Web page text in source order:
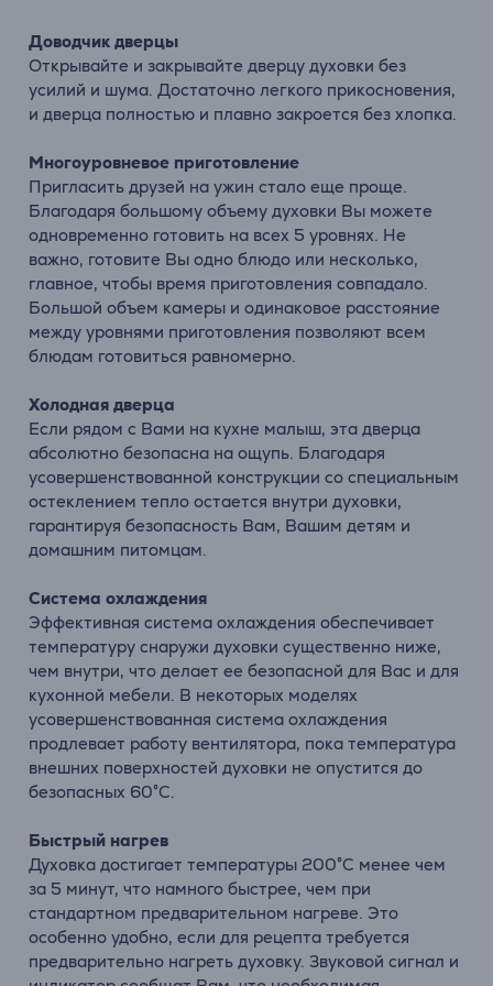
Доводчик дверцы
Открывайте и закрывайте дверцу духовки без
усилий и шума. Достаточно легкого прикосновения,
и дверца полностью и плавно закроется без хлопка.
Многоуровневое приготовление
Пригласить друзей на ужин стало еще проще.
Благодаря большому объему духовки Вы можете
одновременно готовить на всех 5 уровнях. Не
важно, готовите Вы одно блюдо или несколько,
главное, чтобы время приготовления совпадало.
Большой объем камеры и одинаковое расстояние
между уровнями приготовления позволяют всем
блюдам готовиться равномерно.
Холодная дверца
Если рядом с Вами на кухне малыш, эта дверца
абсолютно безопасна на ощупь. Благодаря
усовершенствованной конструкции со специальным
остеклением тепло остается внутри духовки,
гарантируя безопасность Вам, Вашим детям и
домашним питомцам.
Система охлаждения
Эффективная система охлаждения обеспечивает
температуру снаружи духовки существенно ниже,
чем внутри, что делает ее безопасной для Вас и для
кухонной мебели. В некоторых моделях
усовершенствованная система охлаждения
продлевает работу вентилятора, пока температура
внешних поверхностей духовки не опустится до
безопасных 60°С.
Быстрый нагрев
Духовка достигает температуры 200°C менее чем
за 5 минут, что намного быстрее, чем при
стандартном предварительном нагреве. Это
особенно удобно, если для рецепта требуется
предварительно нагреть духовку. Звуковой сигнал и